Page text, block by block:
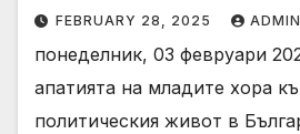
FEBRUARY 28, 2025 ADMIN
понеделник, 03 февруари
апатията на младите хора
политическия живот в